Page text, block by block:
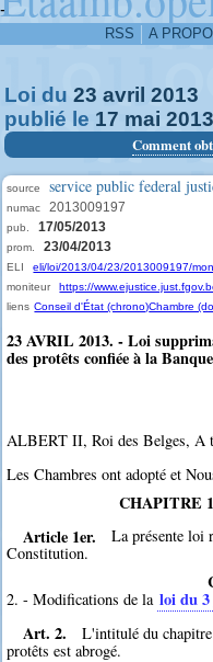
-
RSS A
Loi du 23 avril 2013
publié le 17 mai 2013
Comment
source service public federal
numac 2013009197
pub. 17/05/2013
prom. 23/04/2013
ELI
eli/loi/2013/04/23/2013009197/
moniteur
https://
liens Conseil d'État (chrono)Chambre
23 AVRIL 2013. - Loi
des protêts confiée à la
ALBERT II, Roi des Belges, A
Les Chambres ont adopté et
CHAPITRE
Article 1er.
La présente loi
Constitution.
2. - Modifications de la loi du
Art. 2. L'intitulé du
protêts est abrogé.